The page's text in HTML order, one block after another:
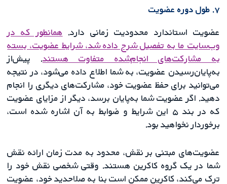
۷. طول دوره عضویت
عضویت استاندارد محدودیت زمانی دارد. همانطور که در
وب‌سایت ما به تفصیل شرح داده شد، شرایط عضویت، بسته
به مشارکت‌های انجام‌شده متفاوت هستند. پیش‌از
به‌پایان‌رسیدن عضویت‌، به شما اطلاع داده می‌شود، در نتیجه
می‌توانید برای حفظ عضویت خود، مشارکت‌های دیگری را انجام
دهید. اگر عضویت شما به‌پایان برسد، دیگر از مزایای عضویت
که در بند ۵ این شرایط و ضوابط به آن اشاره شده است،
برخوردار نخواهید بود.
عضویت‌های مبتنی بر نقش، محدود به مدت زمان ارائه نقش
شما در یک گروه کاکرین هستند. وقتی شخصی نقش خود را
ترک می‌کند، کاکرین ممکن است بنا به صلاحدید خود، عضویت